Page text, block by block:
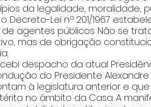
da legalidade, moralidade,
Decreto-Lei nº 201/1967
agentes públicos. Não se
mas de obrigação
despacho da atual
do Presidente
à legislatura anterior e
no âmbito da Casa. A